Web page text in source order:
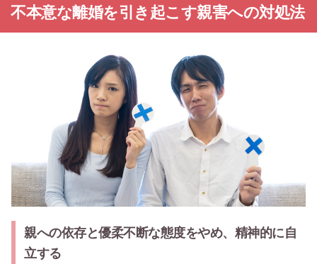
不本意な離婚を引き起こす親害への対処法
親への依存と優柔不断な態度をやめ、精神的に自
立する